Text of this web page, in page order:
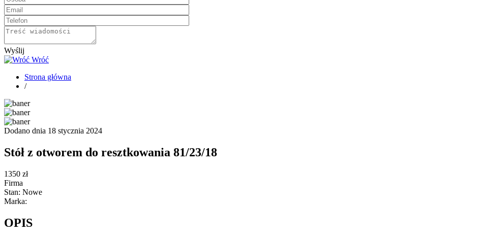
Wyślij
Wróć
Strona główna
/
Dodano dnia 18 stycznia 2024
Stół z otworem do resztkowania 81/23/18
1350 zł
Firma
Stan: Nowe
Marka:
OPIS